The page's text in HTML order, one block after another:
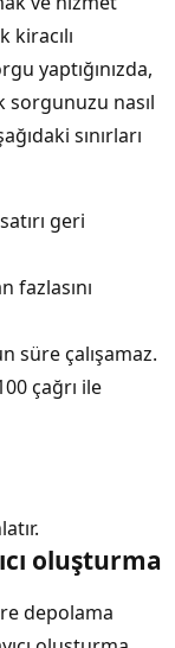
kiracılı
yaptığınızda,
sorgunuzu nasıl
sınırları
geri
fazlasını
süre çalışamaz.
çağrı ile
oluşturma
depolama